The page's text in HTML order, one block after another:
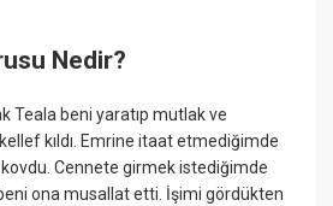
Nedir?
Teala beni yaratıp mutlak ve
kıldı. Emrine itaat etmediğimde
Cennete girmek istediğimde
ona musallat etti. İşimi gördükten